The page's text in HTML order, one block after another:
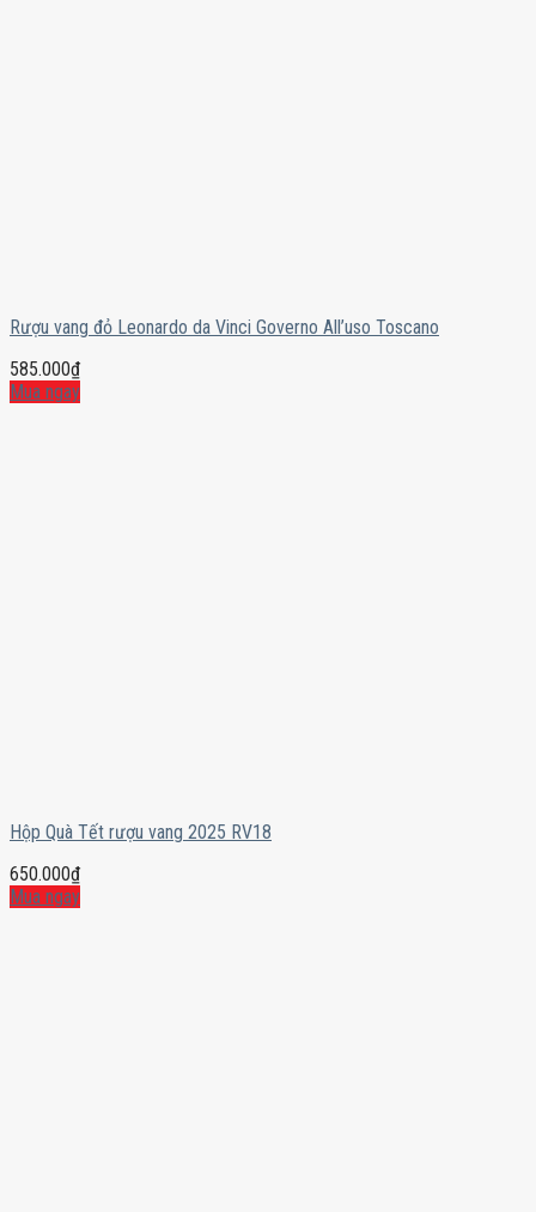
Rượu vang đỏ Leonardo da Vinci Governo All’uso Toscano
585.000₫
Mua ngay
Hộp Quà Tết rượu vang 2025 RV18
650.000₫
Mua ngay